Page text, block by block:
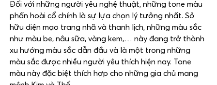
Đối với những người yêu nghệ thuật, những tone màu
phấn hoài cổ chính là sự lựa chọn lý tưởng nhất. Sở
hữu diện mạo trang nhã và thanh lịch, những màu sắc
như màu be, nâu sữa, vàng kem,… này đang trở thành
xu hướng màu sắc dẫn đầu và là một trong những
màu sắc được nhiều người yêu thích hiện nay. Tone
màu này đặc biệt thích hợp cho những gia chủ mang